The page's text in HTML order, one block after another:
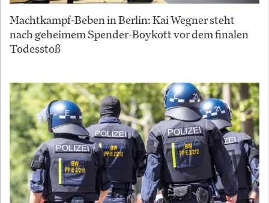
Machtkampf-Beben in Berlin: Kai Wegner steht
nach geheimem Spender-Boykott vor dem finalen
Todesstoß